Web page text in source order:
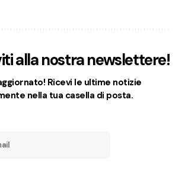
alla nostra newslettere!
Ricevi le ultime notizie
nella tua casella di posta.